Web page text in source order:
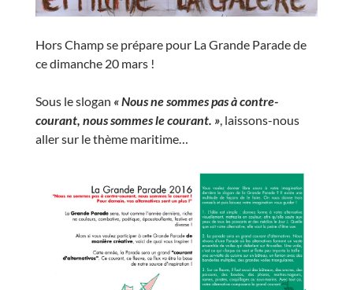
Hors Champ se prépare pour La Grande Parade de
ce dimanche 20 mars !
Sous le slogan « Nous ne sommes pas à contre-
courant, nous sommes le courant. », laissons-nous
aller sur le thème maritime…